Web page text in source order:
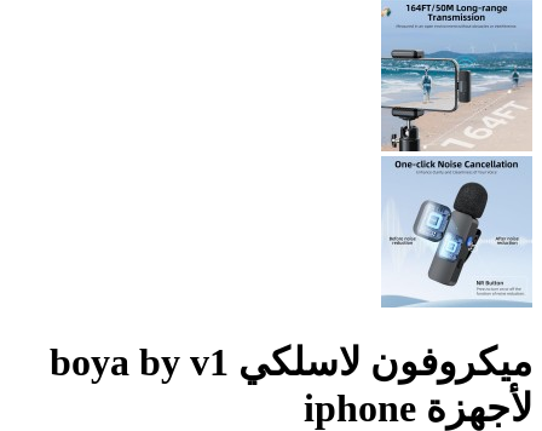
ميكروفون لاسلكي boya by v1
لأجهزة iphone